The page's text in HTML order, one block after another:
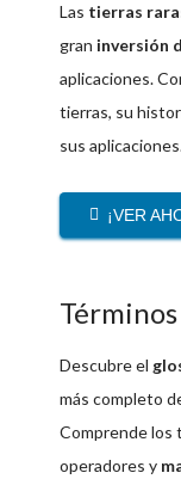
Las tierras
gran inversión
aplicaciones.
tierras, su
sus
¡VER
Descubre el
más completo
Comprende los
operadores y